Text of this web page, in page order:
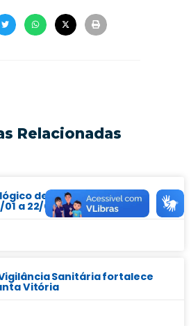
Relacionadas
de Arboviroses |
a 22/07/2026
Sanitária fortalece
Vitória